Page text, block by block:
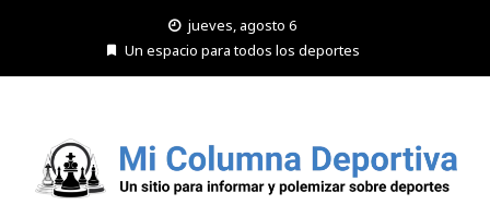
jueves, agosto 6
Un espacio para todos los deportes